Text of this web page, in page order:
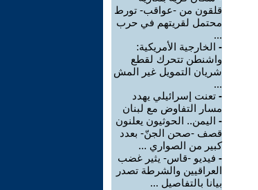
قلقون من -عواقب- تورط
محتمل لقريتهم في حرب
...
- الخارجية الأمريكية:
واشنطن تتحرك لقطع
شريان التمويل غير المش
...
- تعنت إسرائيلي يهدد
مسار التفاوض مع لبنان
- اليمن.. الحوثيون يعلنون
قصف -صحن الجنّ- بعدد
كبير من الصواري ...
- فيديو -قاس- يثير غضب
العراقيين والشرطة تصدر
بيانا بالتفاصيل ...